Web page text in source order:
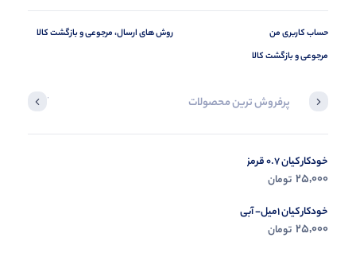
حساب کاربری من
مرجوعی و بازگشت کالا
روش های ارسال، مرجوعی و بازگشت کالا
پرفروش ترین محصولات آخرین
خودکار کیان 0.7 قرمز
25,000 تومان
خودکار کیان 1میل- آبی
25,000 تومان